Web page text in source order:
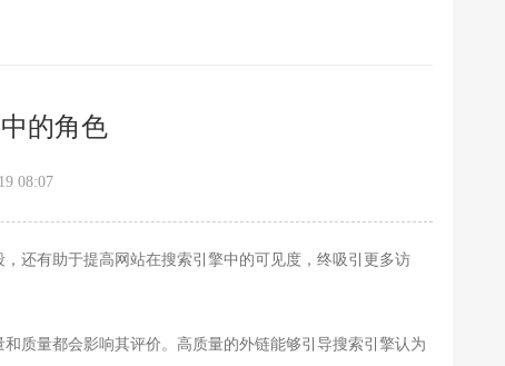
的角色
08:07
还有助于提高网站在搜索引擎中的可见度，终吸引更多访
质量都会影响其评价。高质量的外链能够引导搜索引擎认为